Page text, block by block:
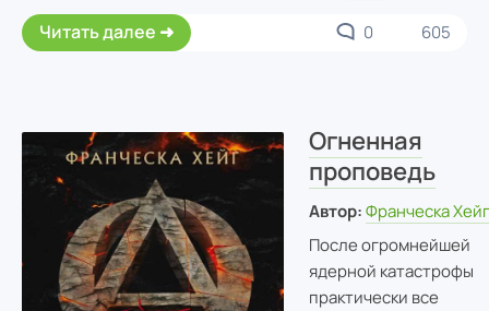
Читать далее 0 605
Огненная
проповедь
Автор: Франческа
После огромнейшей
ядерной катастрофы
практически все